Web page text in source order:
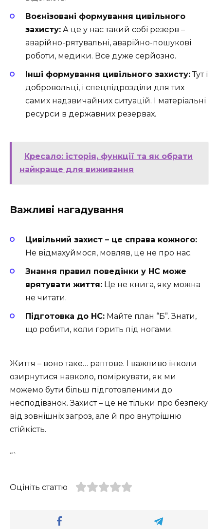
Воєнізовані формування цивільного
захисту: А це у нас такий собі резерв –
аварійно-рятувальні, аварійно-пошукові
роботи, медики. Все дуже серйозно.
Інші формування цивільного захисту:Тут і
добровольці, і спецпідрозділи для тих
самих надзвичайних ситуацій. І матеріальні
ресурси в державних резервах.
Кресало: історія, функції та як обрати
найкраще для виживання
Важливі нагадування
Цивільний захист – це справа кожного:
Не відмахуймося, мовляв, це не про нас.
Знання правил поведінки у НС може
врятувати життя: Це не книга, яку можна
не читати.
Підготовка до НС: Майте план “Б”. Знати,
що робити, коли горить під ногами.
Життя – воно таке… раптове. І важливо інколи
озирнутися навколо, поміркувати, як ми
можемо бути більш підготовленими до
несподіванок. Захист – це не тільки про безпеку
від зовнішніх загроз, але й про внутрішню
стійкість.
“`
Оцініть статтю